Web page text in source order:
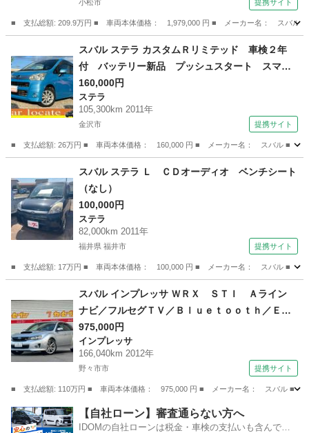
☆ドラレコ☆パドルシフト☆アイサイト☆禁煙車
☆試乗ＯＫ （なし）
小松市 提携サイト
■ 支払総額: 209.9万円 ■ 車両本体価格： 1,979,000 円 ■ メーカー名： スバル
インプレッサ
スバル ステラ カスタムＲリミテッド 車検２年
付 バッテリー新品 プッシュスタート スマー
トキー ＦＭ ＡＭ ＣＤ ＡＵＸ 電動格納ミ
ラー アイドリングストップ ウィンカーミラ
ー フォグランプ バイザー タイミングチェー
160,000円
ステラ
105,300km 2011年
金沢市 提携サイト
■ 支払総額: 26万円 ■ 車両本体価格： 160,000 円 ■ メーカー名： スバル ■
ステラ
スバル ステラ Ｌ ＣＤオーディオ ベンチシート
（なし）
100,000円
ステラ
82,000km 2011年
福井県 福井市 提携サイト
■ 支払総額: 17万円 ■ 車両本体価格： 100,000 円 ■ メーカー名： スバル ■
ステラ
スバル インプレッサ ＷＲＸ ＳＴＩ Ａライン
ナビ／フルセグＴＶ／Ｂｌｕｅｔｏｏｔｈ／ＥＴ
Ｃ／ＨＩＤヘッドランプ／クルーズコントロール
／スマートキー／パワーシート／純正１８インチ
ＡＷ／フジツボマフラー （検9.12）
975,000円
インプレッサ
166,040km 2012年
野々市市 提携サイト
■ 支払総額: 110万円 ■ 車両本体価格： 975,000 円 ■ メーカー名： スバル ■
石川 野々市市 インプレッサ
【自社ローン】審査通らない方へ
IDOMの自社ローンは税金・車検の支払いも含んでい